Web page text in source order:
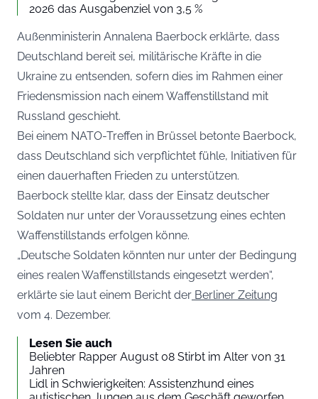
2026 das Ausgabenziel von 3,5 %
Außenministerin Annalena Baerbock erklärte, dass
Deutschland bereit sei, militärische Kräfte in die
Ukraine zu entsenden, sofern dies im Rahmen einer
Friedensmission nach einem Waffenstillstand mit
Russland geschieht.
Bei einem NATO-Treffen in Brüssel betonte Baerbock,
dass Deutschland sich verpflichtet fühle, Initiativen für
einen dauerhaften Frieden zu unterstützen.
Baerbock stellte klar, dass der Einsatz deutscher
Soldaten nur unter der Voraussetzung eines echten
Waffenstillstands erfolgen könne.
„Deutsche Soldaten könnten nur unter der Bedingung
eines realen Waffenstillstands eingesetzt werden“,
erklärte sie laut einem Bericht der Berliner Zeitung
vom 4. Dezember.
Lesen Sie auch
Beliebter Rapper August 08 Stirbt im Alter von 31
Jahren
Lidl in Schwierigkeiten: Assistenzhund eines